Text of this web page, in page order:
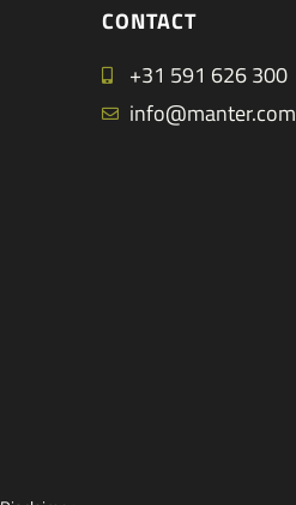
CONTACT
+31 591 626 300
info@manter.com